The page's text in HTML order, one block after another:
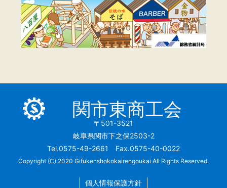
関市東商工会
〒501-3521
岐阜県関市下之保2503-2
Tel.0575-49-2661 Fax.0575-40-0022
Copyright (C) 2020 Gifukenshokokairengoukai All Rights Reserved.
個人情報保護方針